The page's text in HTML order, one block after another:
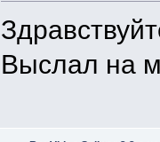
Выслал на